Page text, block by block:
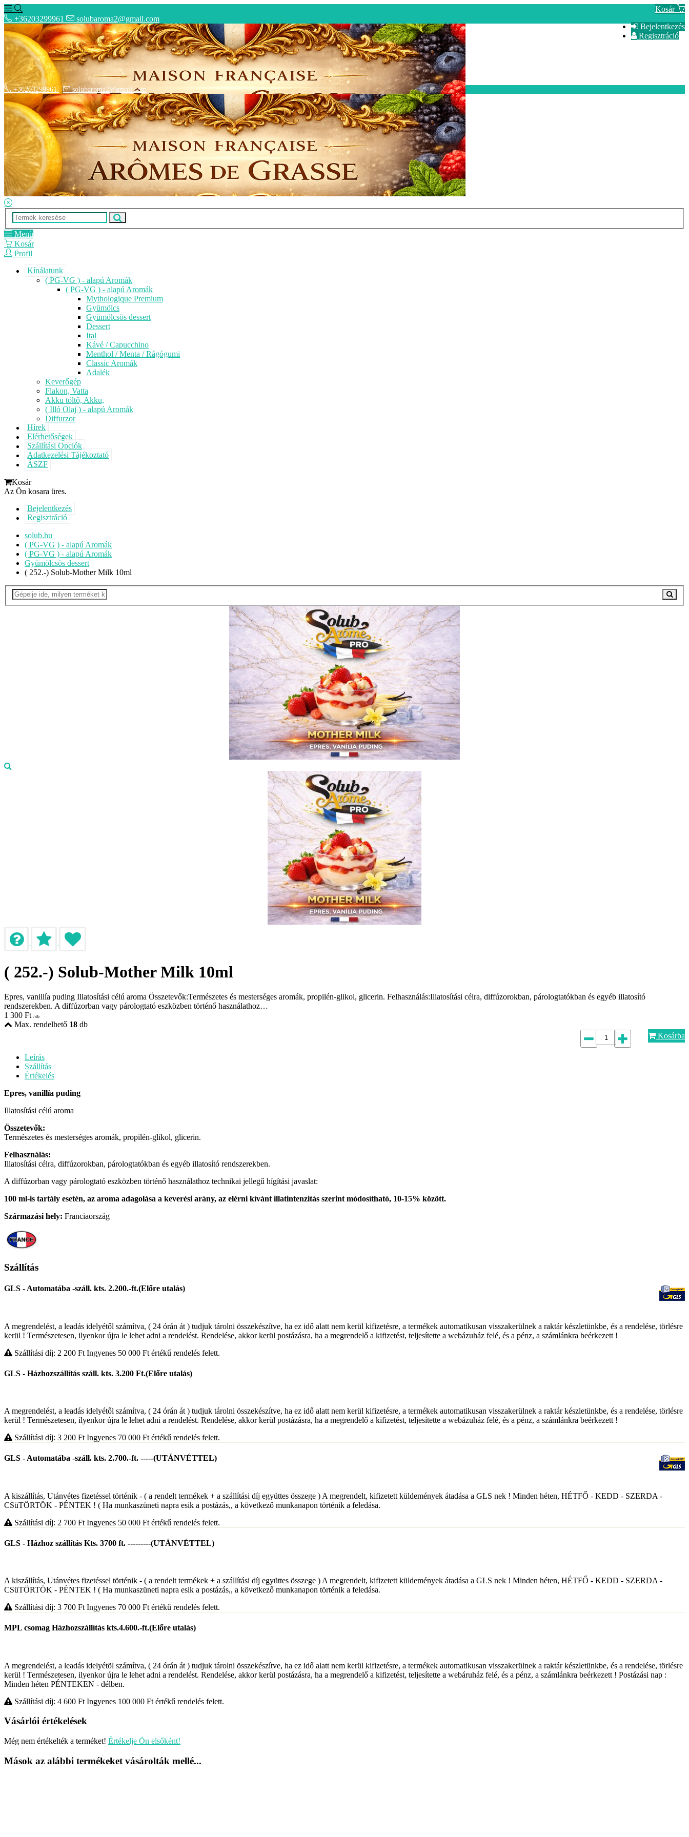
Kosár
Bejelentkezés
Regisztráció
+36203299961 solubaroma2@gmail.com
Hírek
Elérhetőségek
Szállítási Opciók
Adatkezelési Tájékoztató
ÁSZF
+36203299961 solubaroma2@gmail.com
Menü
Kosár
Profil
Kínálatunk
( PG-VG ) - alapú Aromák
( PG-VG ) - alapú Aromák
Mythologique Premium
Gyümölcs
Gyümölcsös dessert
Dessert
Ital
Kávé / Capucchino
Menthol / Menta / Rágógumi
Classic Aromák
Adalék
Keverőgép
Flakon, Vatta
Akku töltő, Akku,
( Illó Olaj ) - alapú Aromák
Diffurzor
Hírek
Elérhetőségek
Szállítási Opciók
Adatkezelési Tájékoztató
ÁSZF
Kosár
Az Ön kosara üres.
Bejelentkezés
Regisztráció
solub.hu
( PG-VG ) - alapú Aromák
( PG-VG ) - alapú Aromák
Gyümölcsös dessert
( 252.-) Solub-Mother Milk 10ml
( 252.-) Solub-Mother Milk 10ml
Epres, vanillía puding Illatosítási célú aroma Összetevők:Természetes és mesterséges aromák, propilén-glikol, glicerin. Felhasználás:Illatosítási célra, diffúzorokban, párologtatókban és egyéb illatosító
rendszerekben. A diffúzorban vagy párologtató eszközben történő használathoz…
1 300 Ft / db
Max. rendelhető 18 db
Kosárba
Leírás
Szállítás
Értékelés
Epres, vanillía puding
Illatosítási célú aroma
Összetevők:
Természetes és mesterséges aromák, propilén-glikol, glicerin.
Felhasználás:
Illatosítási célra, diffúzorokban, párologtatókban és egyéb illatosító rendszerekben.
A diffúzorban vagy párologtató eszközben történő használathoz technikai jellegű hígítási javaslat:
100 ml-is tartály esetén, az aroma adagolása a keverési arány, az elérni kívánt illatintenzitás szerint módosítható, 10-15% között.
Származási hely: Franciaország
Szállítás
GLS - Automatába -száll. kts. 2.200.-ft.(Előre utalás)
A megrendelést, a leadás idelyétől számítva, ( 24 órán át ) tudjuk tárolni összekészítve, ha ez idő alatt nem kerül kifizetésre, a termékek automatikusan visszakerülnek a raktár készletünkbe, és a rendelése, törlésre
kerül ! Természetesen, ilyenkor újra le lehet adni a rendelést. Rendelése, akkor kerül postázásra, ha a megrendelő a kifizetést, teljesítette a webázuház felé, és a pénz, a számlánkra beérkezett !
Szállítási díj: 2 200 Ft Ingyenes 50 000 Ft értékű rendelés felett.
GLS - Házhozszállítás száll. kts. 3.200 Ft.(Előre utalás)
A megrendelést, a leadás idelyétől számítva, ( 24 órán át ) tudjuk tárolni összekészítve, ha ez idő alatt nem kerül kifizetésre, a termékek automatikusan visszakerülnek a raktár készletünkbe, és a rendelése, törlésre
kerül ! Természetesen, ilyenkor újra le lehet adni a rendelést. Rendelése, akkor kerül postázásra, ha a megrendelő a kifizetést, teljesítette a webázuház felé, és a pénz, a számlánkra beérkezett !
Szállítási díj: 3 200 Ft Ingyenes 70 000 Ft értékű rendelés felett.
GLS - Automatába -száll. kts. 2.700.-ft. -----(UTÁNVÉTTEL)
A kiszállítás, Utánvétes fizetéssel történik - ( a rendelt termékek + a szállítási díj együttes összege ) A megrendelt, kifizetett küldemények átadása a GLS nek ! Minden héten, HÉTFŐ - KEDD - SZERDA -
CSüTÖRTÖK - PÉNTEK ! ( Ha munkaszüneti napra esik a postázás,, a következő munkanapon történik a feledása.
Szállítási díj: 2 700 Ft Ingyenes 50 000 Ft értékű rendelés felett.
GLS - Házhoz szállítás Kts. 3700 ft. ---------(UTÁNVÉTTEL)
A kiszállítás, Utánvétes fizetéssel történik - ( a rendelt termékek + a szállítási díj együttes összege ) A megrendelt, kifizetett küldemények átadása a GLS nek ! Minden héten, HÉTFŐ - KEDD - SZERDA -
CSüTÖRTÖK - PÉNTEK ! ( Ha munkaszüneti napra esik a postázás,, a következő munkanapon történik a feledása.
Szállítási díj: 3 700 Ft Ingyenes 70 000 Ft értékű rendelés felett.
MPL csomag Házhozszállítás kts.4.600.-ft.(Előre utalás)
A megrendelést, a leadás idelyétöl számítva, ( 24 órán át ) tudjuk tárolni összekészítve, ha ez idő alatt nem kerül kifizetésre, a termékek automatikusan visszakerülnek a raktár készletünkbe, és a rendelése, törlésre
kerül ! Természetesen, ilyenkor újra le lehet adni a rendelést. Rendelése, akkor kerül postázásra, ha a megrendelő a kifizetést, teljesítette a webáruház felé, és a pénz, a számlánkra beérkezett ! Postázási nap :
Minden héten PÉNTEKEN - délben.
Szállítási díj: 4 600 Ft Ingyenes 100 000 Ft értékű rendelés felett.
Vásárlói értékelések
Még nem értékelték a terméket! Értékelje Ön elsőként!
Mások az alábbi termékeket vásárolták mellé...